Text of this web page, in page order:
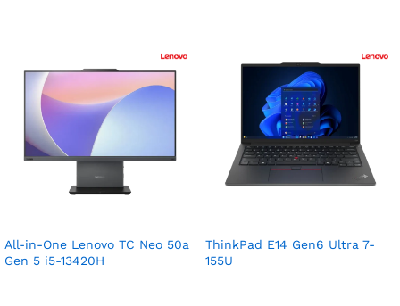
All-in-One Lenovo TC Neo 50a
Gen 5 i5-13420H
ThinkPad E14 Gen6 Ultra 7-
155U